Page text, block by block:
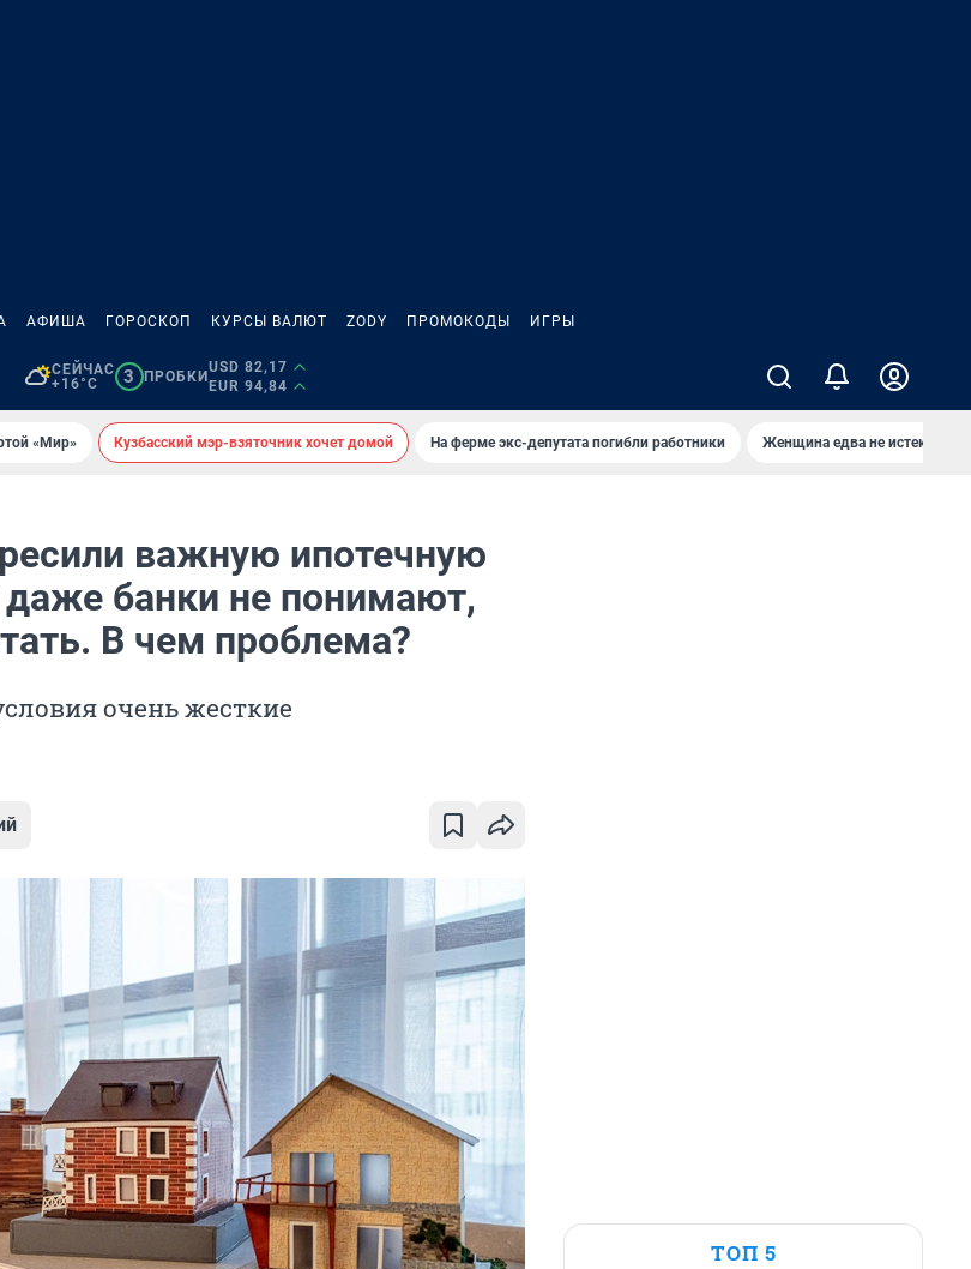
АФИША ГОРОСКОП КУРСЫ ВАЛЮТ ZODY ПРОМОКОДЫ ИГРЫ
СЕЙЧАС
+16°C
3 ПРОБКИ
USD 82,17
EUR 94,84
«Мир» Кузбасский мэр-взяточник хочет домой На ферме экс-депутата погибли работники Женщина едва не истекла
важную ипотечную
банки не понимают,
В чем проблема?
очень жесткие
ТОП 5